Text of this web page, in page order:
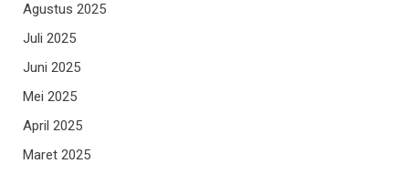
Agustus 2025
Juli 2025
Juni 2025
Mei 2025
April 2025
Maret 2025